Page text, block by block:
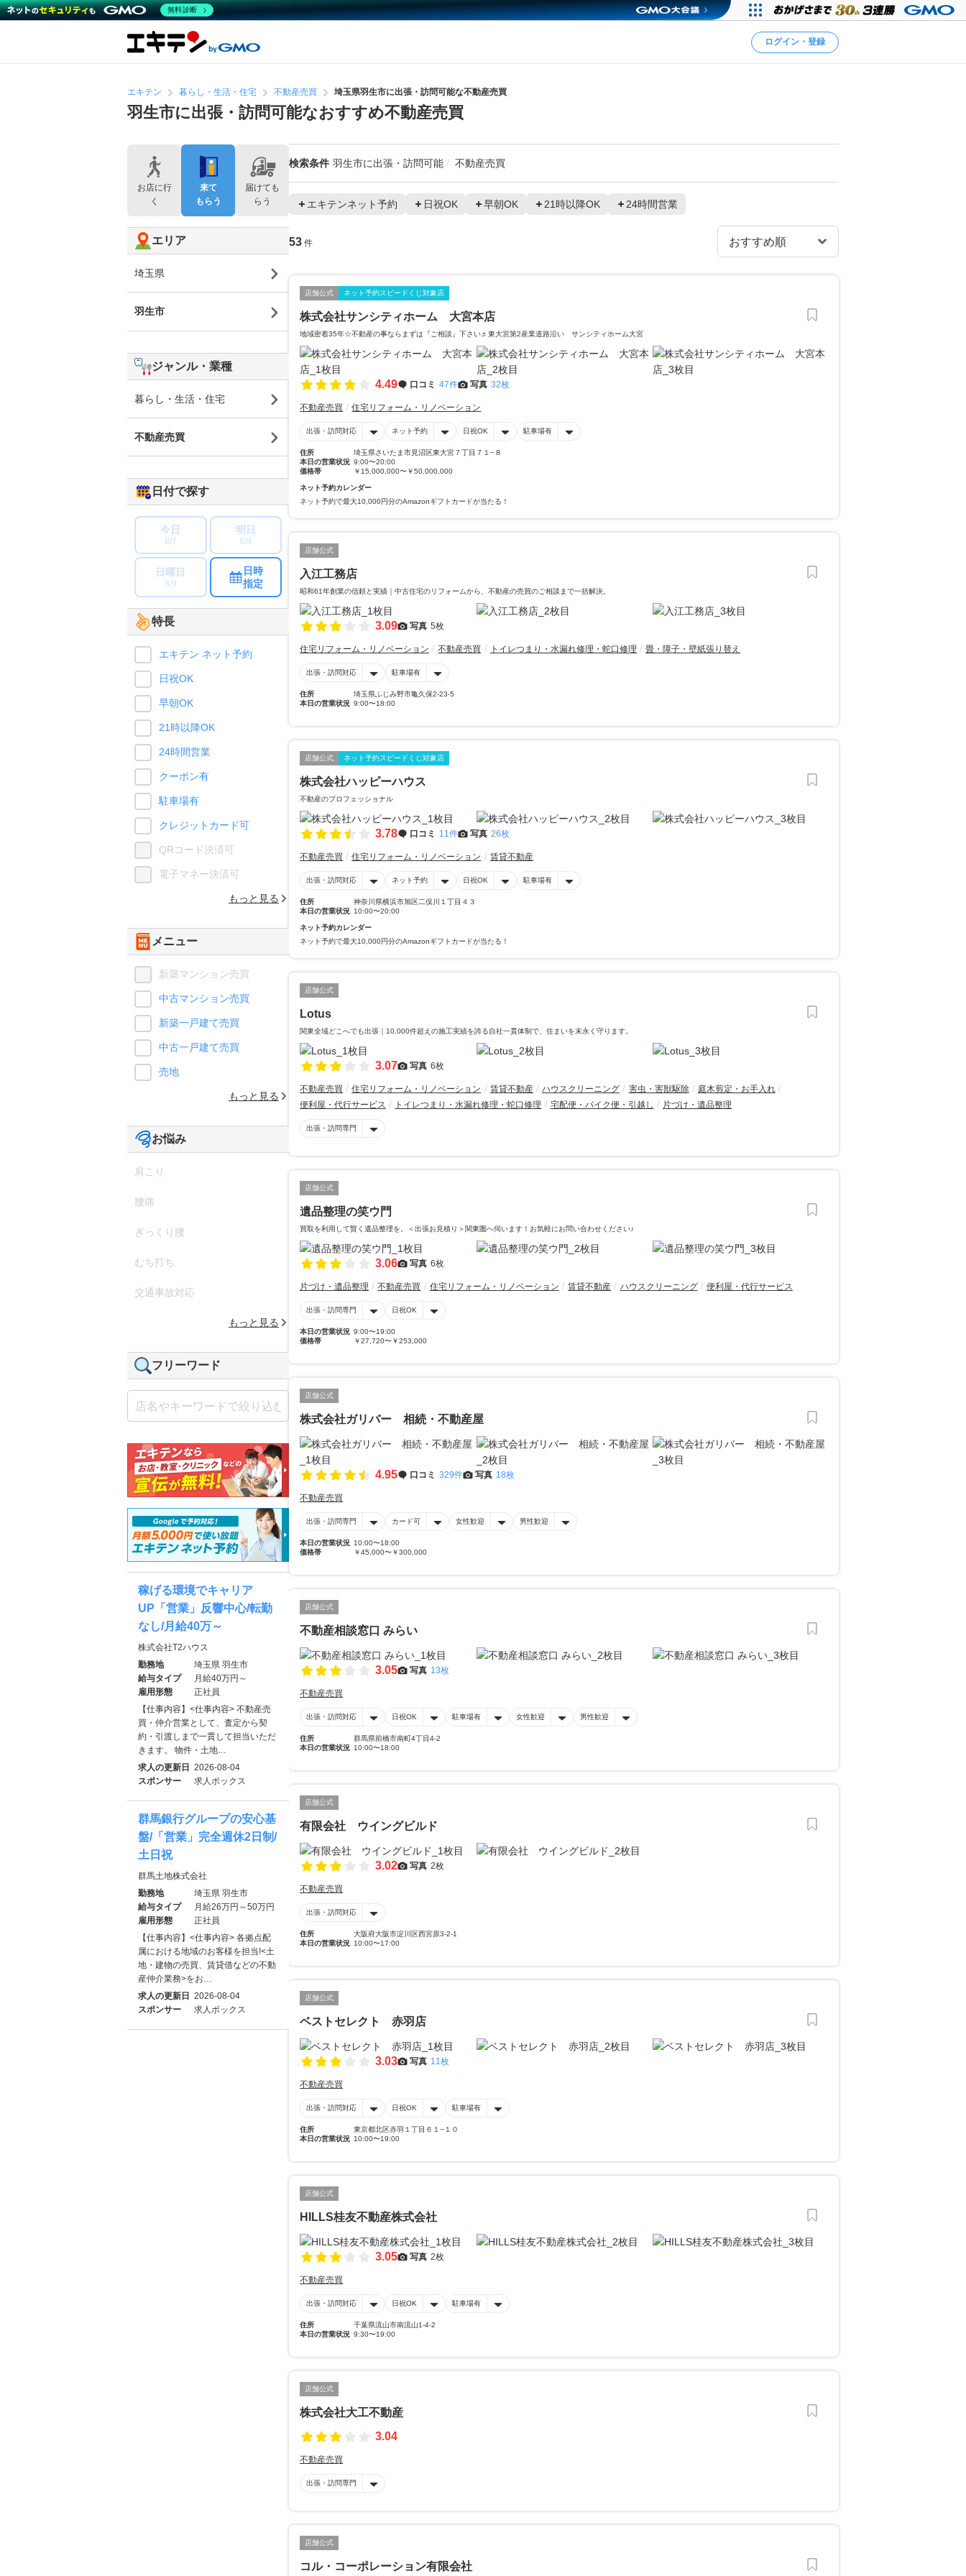
ログイン・登録
エキテン 暮らし・生活・住宅 不動産売買 埼玉県羽生市に出張・訪問可能な不動産売買
羽生市に出張・訪問可能なおすすめ不動産売買
検索条件 羽生市に出張・訪問可能 不動産売買
エキテンネット予約 日祝OK 早朝OK 21時以降OK 24時間営業
53 件
店舗公式 ネット予約スピードくじ対象店
株式会社サンシティホーム 大宮本店
地域密着35年☆不動産の事ならまずは『ご相談』下さい♬東大宮第2産業道路沿い サンシティホーム大宮
4.49 口コミ 47件 写真 32枚
不動産売買 住宅リフォーム・リノベーション
出張・訪問対応 ネット予約 日祝OK 駐車場有
住所
埼玉県さいたま市見沼区東大宮７丁目７１−８
本日の営業状況 9:00〜20:00
価格帯
￥15,000,000〜￥50,000,000
ネット予約カレンダー
ネット予約で最大10,000円分のAmazonギフトカードが当たる！
店舗公式
入江工務店
昭和61年創業の信頼と実績｜中古住宅のリフォームから、不動産の売買のご相談まで一括解決。
3.09 写真 5枚
住宅リフォーム・リノベーション 不動産売買 トイレつまり・水漏れ修理・蛇口修理 畳・障子・壁紙張り替え
出張・訪問対応 駐車場有
住所
埼玉県ふじみ野市亀久保2-23-5
本日の営業状況 9:00〜18:00
店舗公式 ネット予約スピードくじ対象店
株式会社ハッピーハウス
不動産のプロフェッショナル
3.78 口コミ 11件 写真 26枚
不動産売買 住宅リフォーム・リノベーション 賃貸不動産
出張・訪問対応 ネット予約 日祝OK 駐車場有
住所
神奈川県横浜市旭区二俣川１丁目４３
本日の営業状況 10:00〜20:00
ネット予約カレンダー
ネット予約で最大10,000円分のAmazonギフトカードが当たる！
店舗公式
Lotus
関東全域どこへでも出張｜10,000件超えの施工実績を誇る自社一貫体制で、住まいを末永く守ります。
3.07 写真 6枚
不動産売買 住宅リフォーム・リノベーション 賃貸不動産 ハウスクリーニング 害虫・害獣駆除
庭木剪定・お手入れ
便利屋・代行サービス
トイレつまり・水漏れ修理・蛇口修理 宅配便・バイク便・引越し 片づけ・遺品整理
出張・訪問専門
店舗公式
遺品整理の笑ウ門
買取を利用して賢く遺品整理を。＜出張お見積り＞関東圏へ伺います！お気軽にお問い合わせください♪
3.06 写真 6枚
片づけ・遺品整理 不動産売買 住宅リフォーム・リノベーション 賃貸不動産 ハウスクリーニング 便利屋・代行サービス
出張・訪問専門 日祝OK
本日の営業状況 9:00〜19:00
価格帯
￥27,720〜￥253,000
店舗公式
株式会社ガリバー 相続・不動産屋
4.95 口コミ 329件 写真 18枚
不動産売買
出張・訪問専門 カード可 女性歓迎 男性歓迎
本日の営業状況 10:00〜18:00
価格帯
￥45,000〜￥300,000
店舗公式
不動産相談窓口 みらい
3.05 写真 13枚
不動産売買
出張・訪問対応 日祝OK 駐車場有 女性歓迎 男性歓迎
住所
群馬県前橋市南町4丁目4-2
本日の営業状況 10:00〜18:00
店舗公式
有限会社 ウイングビルド
3.02 写真 2枚
不動産売買
出張・訪問対応
住所
大阪府大阪市淀川区西宮原3-2-1
本日の営業状況 10:00〜17:00
店舗公式
ベストセレクト 赤羽店
3.03 写真 11枚
不動産売買
出張・訪問対応 日祝OK 駐車場有
住所
東京都北区赤羽１丁目６１−１０
本日の営業状況 10:00〜19:00
店舗公式
HILLS桂友不動産株式会社
3.05 写真 2枚
不動産売買
出張・訪問対応 日祝OK 駐車場有
住所
千葉県流山市南流山1-4-2
本日の営業状況 9:30〜19:00
店舗公式
株式会社大工不動産
3.04
不動産売買
出張・訪問専門
店舗公式
コル・コーポレーション有限会社
お店に行
く
来て
もらう
届けても
らう
エリア
埼玉県
羽生市
ジャンル・業種
暮らし・生活・住宅
不動産売買
日付で探す
今日
8/7
明日
8/8
日曜日
8/9
日時
指定
特長
エキテン ネット予約
日祝OK
早朝OK
21時以降OK
24時間営業
クーポン有
駐車場有
クレジットカード可
QRコード決済可
電子マネー決済可
もっと見る
メニュー
新築マンション売買
中古マンション売買
新築一戸建て売買
中古一戸建て売買
売地
もっと見る
お悩み
肩こり
腰痛
ぎっくり腰
むち打ち
交通事故対応
もっと見る
フリーワード
稼げる環境でキャリア
UP「営業」反響中心/転勤
なし/月給40万～
株式会社T2ハウス
勤務地
埼玉県 羽生市
給与タイプ
月給40万円～
雇用形態
正社員
【仕事内容】<仕事内容> 不動産売
買・仲介営業として、査定から契
約・引渡しまで一貫して担当いただ
きます。 物件・土地…
求人の更新日
2026-08-04
スポンサー
求人ボックス
群馬銀行グループの安心基
盤/「営業」完全週休2日制/
土日祝
群馬土地株式会社
勤務地
埼玉県 羽生市
給与タイプ
月給26万円～50万円
雇用形態
正社員
【仕事内容】<仕事内容> 各拠点配
属における地域のお客様を担当!<土
地・建物の売買、賃貸借などの不動
産仲介業務>をお…
求人の更新日
2026-08-04
スポンサー
求人ボックス
無料診断